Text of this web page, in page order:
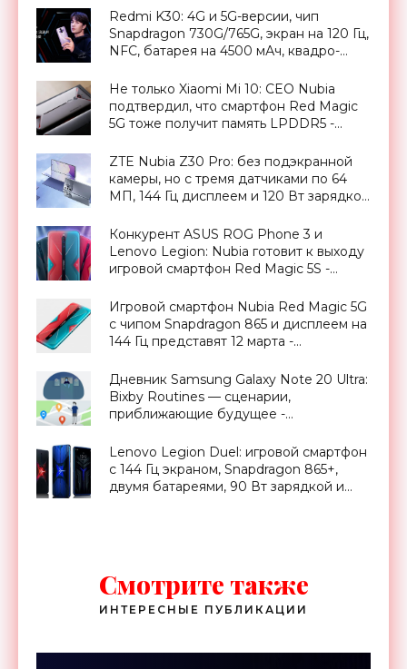
Redmi K30: 4G и 5G-версии, чип
Snapdragon 730G/765G, экран на 120 Гц,
NFC, батарея на 4500 мАч, квадро-
«Смартфоны»
Не только Xiaomi Mi 10: CEO Nubia
подтвердил, что смартфон Red Magic
5G тоже получит память LPDDR5 -
ZTE Nubia Z30 Pro: без подэкранной
камеры, но с тремя датчиками по 64
МП, 144 Гц дисплеем и 120 Вт зарядкой
Конкурент ASUS ROG Phone 3 и
Lenovo Legion: Nubia готовит к выходу
игровой смартфон Red Magic 5S -
Игровой смартфон Nubia Red Magic 5G
с чипом Snapdragon 865 и дисплеем на
144 Гц представят 12 марта -
Дневник Samsung Galaxy Note 20 Ultra:
Bixby Routines — сценарии,
приближающие будущее -
Lenovo Legion Duel: игровой смартфон
с 144 Гц экраном, Snapdragon 865+,
двумя батареями, 90 Вт зарядкой и
Смотрите также
ИНТЕРЕСНЫЕ ПУБЛИКАЦИИ